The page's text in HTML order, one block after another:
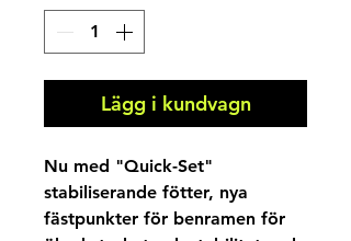
Lägg i kundvagn
Nu med "Quick-Set"
stabiliserande fötter, nya
fästpunkter för benramen för